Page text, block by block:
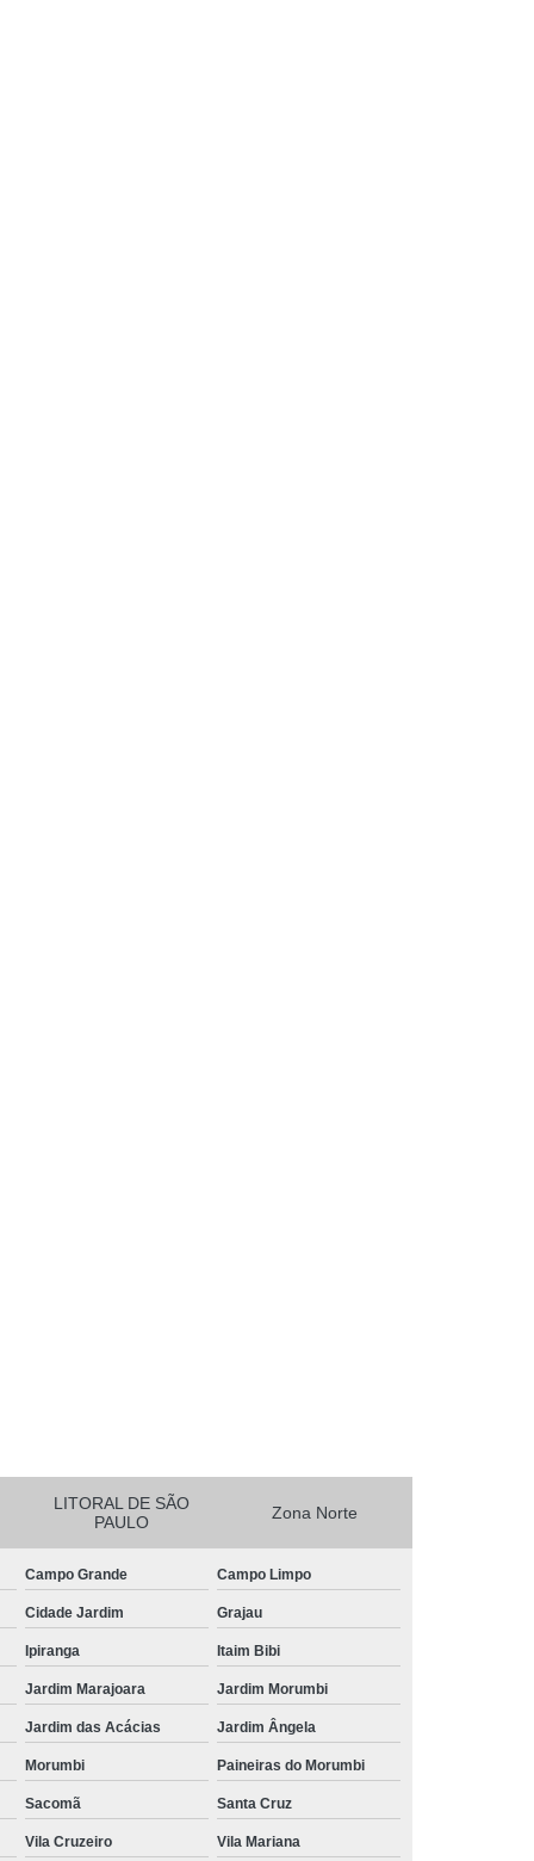
Evento Santa Catarina
Empresa Rio Grande do Sul
de Crachá Minas Gerais
Térmica Rio de Janeiro
LITORAL DE SÃO
PAULO
Zona Norte
Campo Grande Campo Limpo
Cidade Jardim Grajau
Ipiranga Itaim Bibi
Jardim Marajoara Jardim Morumbi
Jardim das Acácias Jardim Ângela
Morumbi Paineiras do Morumbi
Sacomã Santa Cruz
Vila Cruzeiro Vila Mariana